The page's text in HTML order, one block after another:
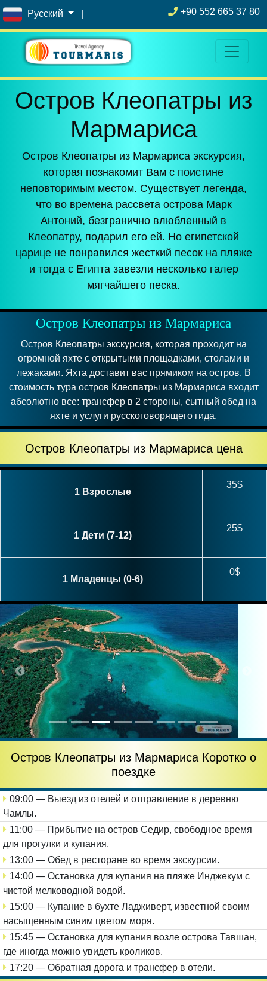
Русский +90 552 665 37 80
Остров Клеопатры из
Мармариса
Остров Клеопатры из Мармариса экскурсия,
которая познакомит Вам с поистине
неповторимым местом. Существует легенда,
что во времена рассвета острова Марк
Антоний, безгранично влюбленный в
Клеопатру, подарил его ей. Но египетской
царице не понравился жесткий песок на пляже
и тогда с Египта завезли несколько галер
мягчайшего песка.
Остров Клеопатры из Мармариса
Остров Клеопатры экскурсия, которая проходит на
огромной яхте с открытыми площадками, столами и
лежаками. Яхта доставит вас прямиком на остров. В
стоимость тура остров Клеопатры из Мармариса входит
абсолютно все: трансфер в 2 стороны, сытный обед на
яхте и услуги русскоговорящего гида.
Остров Клеопатры из Мармариса цена
1 Взрослые
35$
1 Дети (7-12)
25$
1 Младенцы (0-6)
0$
Остров Клеопатры из Мармариса Коротко о
поездке
09:00 — Выезд из отелей и отправление в деревню
Чамлы.
11:00 — Прибытие на остров Седир, свободное время
для прогулки и купания.
13:00 — Обед в ресторане во время экскурсии.
14:00 — Остановка для купания на пляже Инджекум с
чистой мелководной водой.
15:00 — Купание в бухте Ладживерт, известной своим
насыщенным синим цветом моря.
15:45 — Остановка для купания возле острова Тавшан,
где иногда можно увидеть кроликов.
17:20 — Обратная дорога и трансфер в отели.